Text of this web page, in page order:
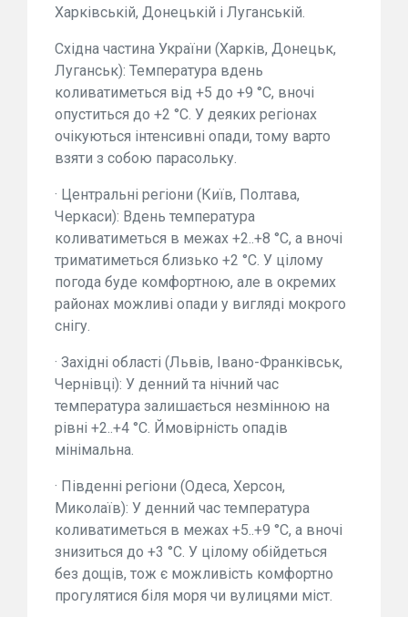
Харківській, Донецькій і Луганській.
Східна частина України (Харків, Донецьк,
Луганськ): Температура вдень
коливатиметься від +5 до +9 °C, вночі
опуститься до +2 °C. У деяких регіонах
очікуються інтенсивні опади, тому варто
взяти з собою парасольку.
· Центральні регіони (Київ, Полтава,
Черкаси): Вдень температура
коливатиметься в межах +2..+8 °C, а вночі
триматиметься близько +2 °C. У цілому
погода буде комфортною, але в окремих
районах можливі опади у вигляді мокрого
снігу.
· Західні області (Львів, Івано-Франківськ,
Чернівці): У денний та нічний час
температура залишається незмінною на
рівні +2..+4 °C. Ймовірність опадів
мінімальна.
· Південні регіони (Одеса, Херсон,
Миколаїв): У денний час температура
коливатиметься в межах +5..+9 °C, а вночі
знизиться до +3 °C. У цілому обійдеться
без дощів, тож є можливість комфортно
прогулятися біля моря чи вулицями міст.